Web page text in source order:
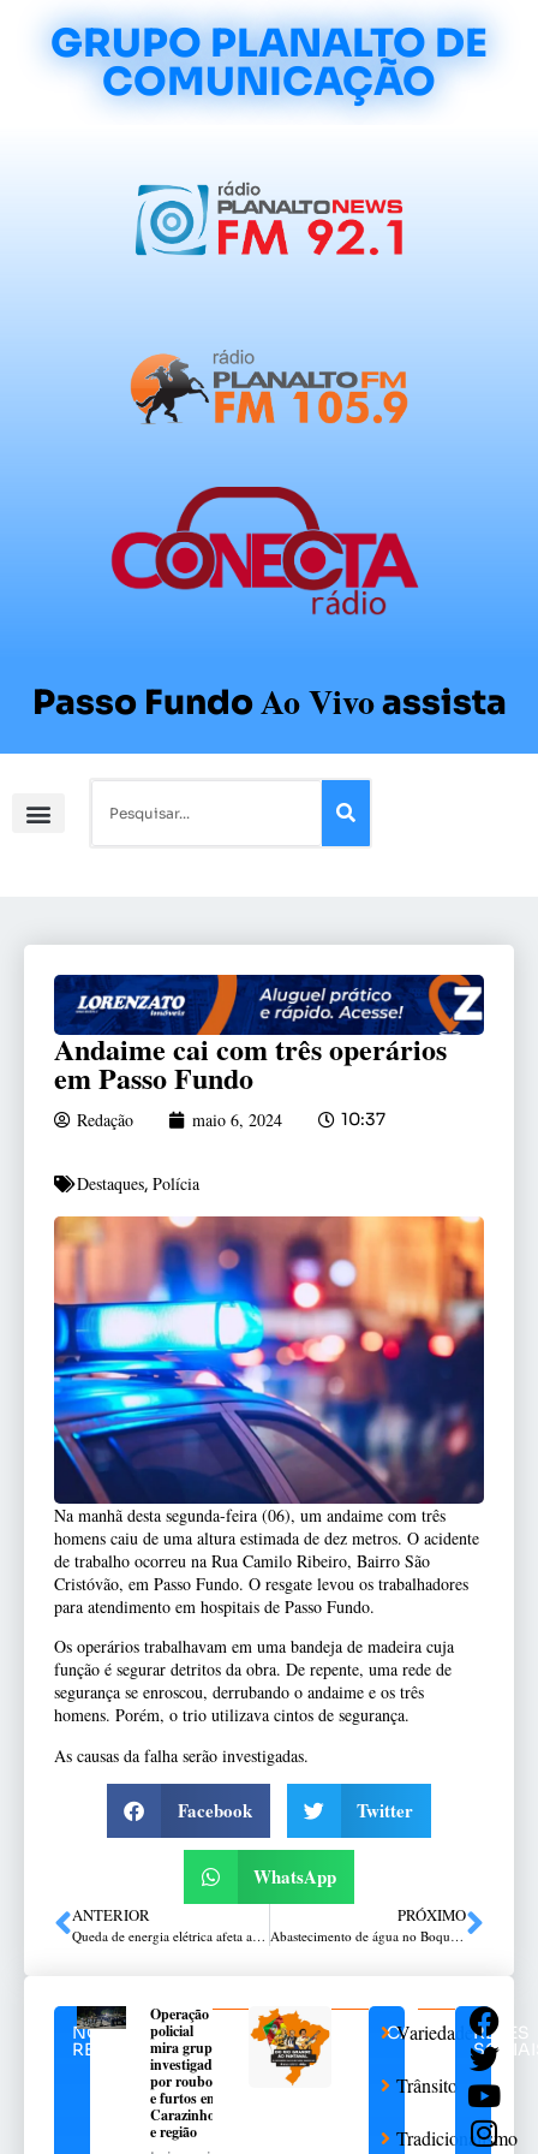
GRUPO PLANALTO DE
COMUNICAÇÃO
Passo FundoAo Vivoassista
Andaime cai com três operários
em Passo Fundo
Redação maio 6, 2024 10:37
Destaques, Polícia
Na manhã desta segunda-feira (06), um andaime com três
homens caiu de uma altura estimada de dez metros. O acidente
de trabalho ocorreu na Rua Camilo Ribeiro, Bairro São
Cristóvão, em Passo Fundo. O resgate levou os trabalhadores
para atendimento em hospitais de Passo Fundo.
Os operários trabalhavam em uma bandeja de madeira cuja
função é segurar detritos da obra. De repente, uma rede de
segurança se enroscou, derrubando o andaime e os três
homens. Porém, o trio utilizava cintos de segurança.
As causas da falha serão investigadas.
Facebook Twitter
WhatsApp
ANTERIOR
Queda de energia elétrica afeta abastecimento de água no Vera Cruz
PRÓXIMO
Abastecimento de água no Boqueirão se normaliza ao meio-dia
NOTÍCIAS
RELACIONADAS
Operação
policial
mira grupo
investigado
por roubos
e furtos em
Carazinho
e região
CATEGORIAS
Variedades
Trânsito
Tradicionalismo
REDES